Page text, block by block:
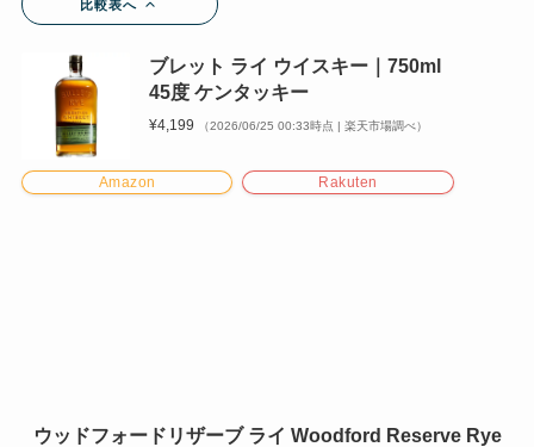
比較表へ
ブレット ライ ウイスキー｜750ml
45度 ケンタッキー
¥4,199 （2026/06/25 00:33時点 | 楽天市場調べ）
Amazon Rakuten
ウッドフォードリザーブ ライ Woodford Reserve Rye